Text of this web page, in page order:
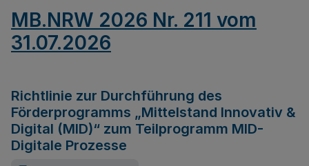
MB.NRW 2026 Nr. 211 vom
31.07.2026
Richtlinie zur Durchführung des
Förderprogramms „Mittelstand Innovativ &
Digital (MID)“ zum Teilprogramm MID-
Digitale Prozesse